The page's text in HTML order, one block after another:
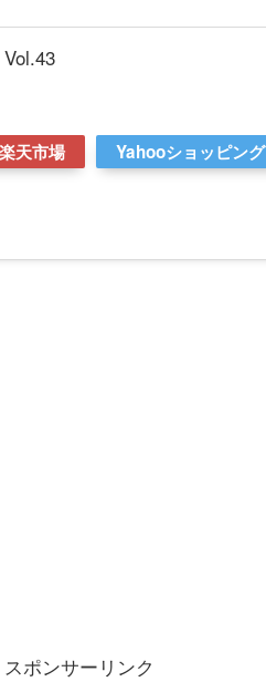
楽天市場 Yahooショッピング
スポンサーリンク